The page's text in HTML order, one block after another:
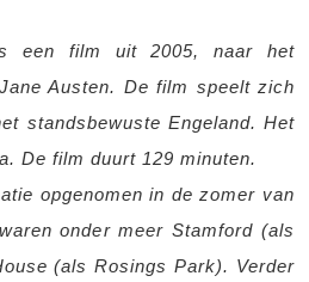
een film uit 2005, naar het
Austen. De film speelt zich
standsbewuste Engeland. Het
De film duurt 129 minuten.
opgenomen in de zomer van
onder meer Stamford (als
(als Rosings Park). Verder